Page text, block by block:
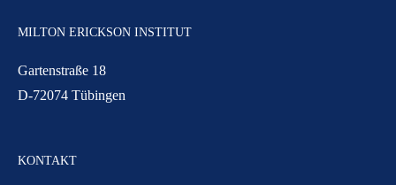
MILTON ERICKSON INSTITUT
Gartenstraße 18
D-72074 Tübingen
KONTAKT